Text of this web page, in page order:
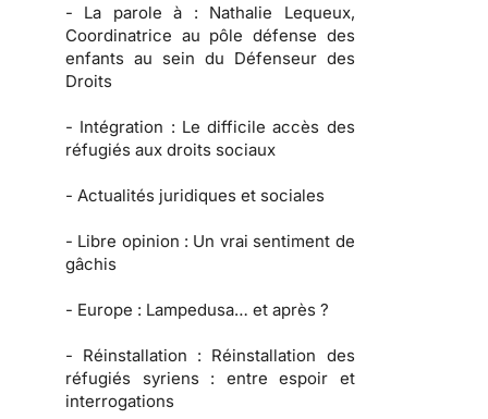
- La parole à : Nathalie Lequeux,
Coordinatrice au pôle défense des
enfants au sein du Défenseur des
Droits
- Intégration : Le difficile accès des
réfugiés aux droits sociaux
- Actualités juridiques et sociales
- Libre opinion : Un vrai sentiment de
gâchis
- Europe : Lampedusa… et après ?
- Réinstallation : Réinstallation des
réfugiés syriens : entre espoir et
interrogations